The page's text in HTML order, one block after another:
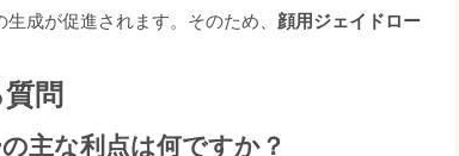
成が促進されます。そのため、 顔用ジェイドロー
問
主な利点は何ですか？